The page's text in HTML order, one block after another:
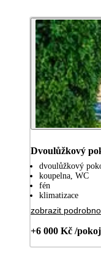
Dvoulůžkový
dvoulůžkový
koupelna, WC
fén
klimatizace
zobrazit
+6 000 Kč /pokoj